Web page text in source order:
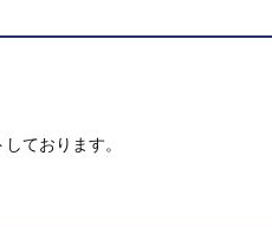
ております。